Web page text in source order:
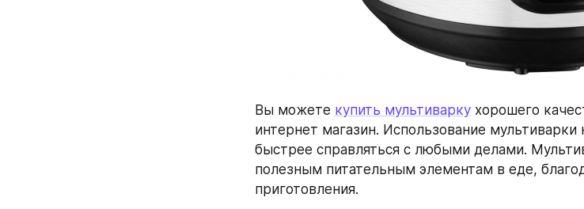
Вы можете купить мультиварку хорошего
интернет магазин. Использование
быстрее справляться с любыми делами.
полезным питательным элементам в еде,
приготовления.